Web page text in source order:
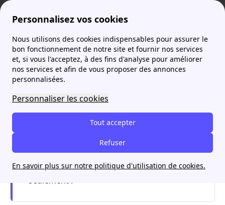
Personnalisez vos cookies
Nous utilisons des cookies indispensables pour assurer le
bon fonctionnement de notre site et fournir nos services
et, si vous l'acceptez, à des fins d'analyse pour améliorer
nos services et afin de vous proposer des annonces
personnalisées.
Personnaliser les cookies
Tout accepter
Refuser
En savoir plus sur notre politique d'utilisation de cookies.
Agence France Électricité More Prix électricité La loi ARENH
Je trouve l'offre d'énergie adaptée à
mon budget avec papernest
Appel gratuit
Commencez en ligne
Rappel à partir de 8h00
Faites toutes vos démarches en 5 minutes
seulement !